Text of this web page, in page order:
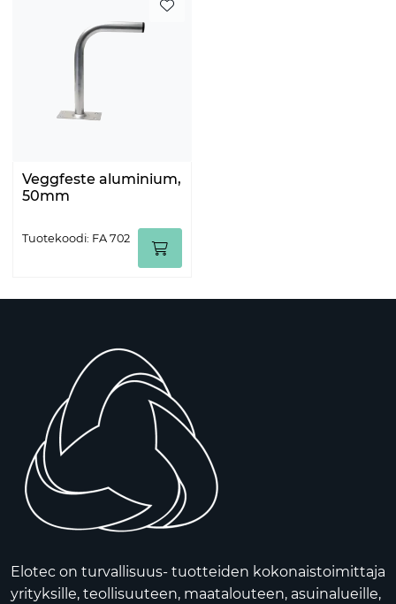
Veggfeste aluminium,
50mm
Tuotekoodi: FA 702
Elotec on turvallisuus- tuotteiden kokonaistoimittaja
yrityksille, teollisuuteen, maatalouteen, asuinalueille,